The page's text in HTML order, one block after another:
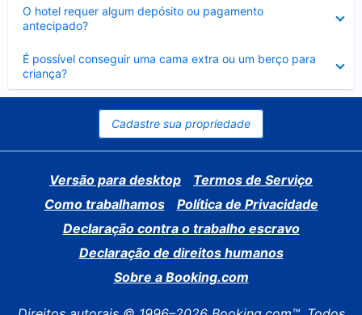
O hotel requer algum depósito ou pagamento
antecipado?
É possível conseguir uma cama extra ou um berço para
criança?
Contraído
Cadastre sua propriedade
Versão para desktop
Termos de Serviço
Como trabalhamos
Política de Privacidade
Declaração contra o trabalho escravo
Declaração de direitos humanos
Sobre a Booking.com